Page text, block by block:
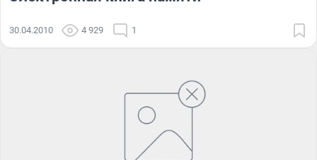
30.04.2010 4 929 1